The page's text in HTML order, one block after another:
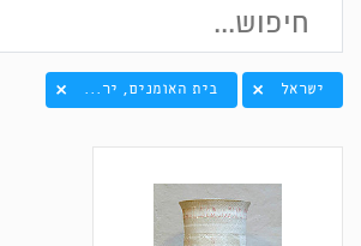
ישראל בית האומנים, יר...